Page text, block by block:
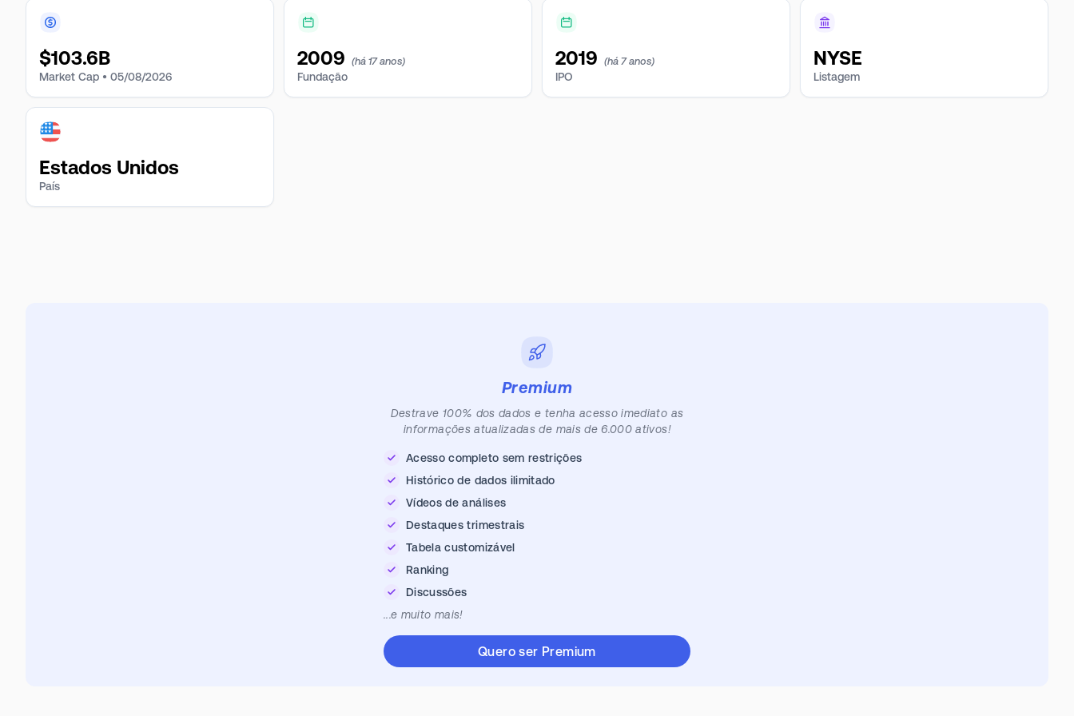
$103.6B
Market Cap • 05/08/2026
2009 (há 17 anos)
Fundação
2019 (há 7 anos)
IPO
NYSE
Listagem
Estados Unidos
País
Premium
Destrave 100% dos dados e tenha acesso imediato as
informações atualizadas de mais de 6.000 ativos!
Acesso completo sem restrições
Histórico de dados ilimitado
Vídeos de análises
Destaques trimestrais
Tabela customizável
Ranking
Discussões
...e muito mais!
Quero ser Premium